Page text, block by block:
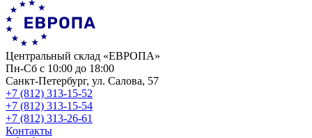
Центральный склад «ЕВРОПА»
Пн-Сб с 10:00 до 18:00
Санкт-Петербург, ул. Салова, 57
+7 (812) 313-15-52
+7 (812) 313-15-54
+7 (812) 313-26-61
Контакты